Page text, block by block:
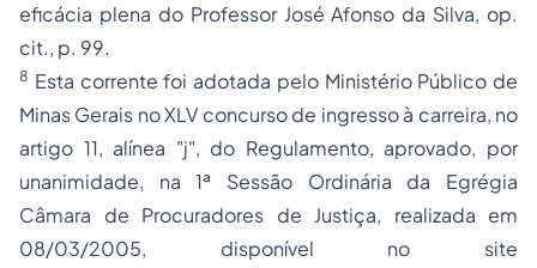
eficácia plena do Professor José Afonso da Silva, op.
cit., p. 99.
8 Esta corrente foi adotada pelo Ministério Público de
Minas Gerais no XLV concurso de ingresso à carreira, no
artigo 11, alínea "j", do Regulamento, aprovado, por
unanimidade, na 1ª Sessão Ordinária da Egrégia
Câmara de Procuradores de Justiça, realizada em
08/03/2005, disponível no site